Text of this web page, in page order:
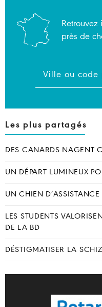
Retrouvez
près de
Les plus partagés
DES CANARDS NAGENT
UN DÉPART LUMINEUX
UN CHIEN
LES STUDENTS
DE LA BD
DÉSTIGMATISER LA